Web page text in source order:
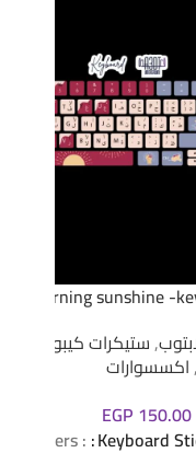
Morning sunshine -
,ستيكرات كيبورد
اكسسوارات
EGP 150.00
Keyboard
: With Numbers